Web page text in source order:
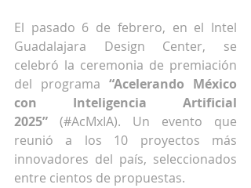
El pasado 6 de febrero, en el Intel
Guadalajara Design Center, se
celebró la ceremonia de premiación
del programa “Acelerando México
con Inteligencia Artificial
2025” (#AcMxIA). Un evento que
reunió a los 10 proyectos más
innovadores del país, seleccionados
entre cientos de propuestas.